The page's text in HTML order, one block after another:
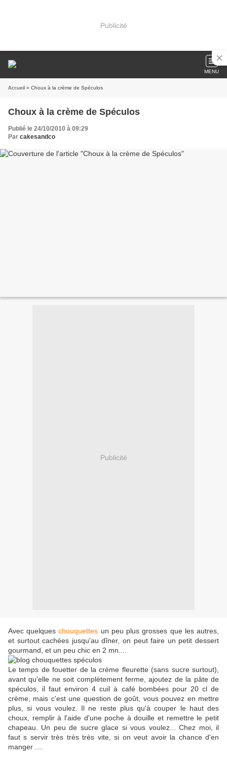
Publicité
MENU
Accueil » Choux à la crème de Spéculos
Choux à la crème de Spéculos
Publié le 24/10/2010 à 09:29
Par cakesandco
Publicité
Avec quelqueschouquettes un peu plus grosses que les autres,
et surtout cachées jusqu'au dîner, on peut faire un petit dessert
gourmand, et un peu chic en 2 mn....
Le temps de fouetter de la crème fleurette (sans sucre surtout),
avant qu'elle ne soit complètement ferme, ajoutez de la pâte de
spéculos, il faut environ 4 cuil à café bombées pour 20 cl de
crème, mais c'est une question de goût, vous pouvez en mettre
plus, si vous voulez. Il ne reste plus qu'à couper le haut des
choux, remplir à l'aide d'une poche à douille et remettre le petit
chapeau. Un peu de sucre glace si vous voulez... Chez moi, il
faut s servir très très très vite, si on veut avoir la chance d'en
manger ....